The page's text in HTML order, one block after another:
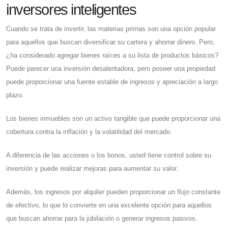
inversores inteligentes
Cuando se trata de invertir, las materias primas son una opción popular
para aquellos que buscan diversificar su cartera y ahorrar dinero. Pero,
¿ha considerado agregar bienes raíces a su lista de productos básicos?
Puede parecer una inversión desalentadora, pero poseer una propiedad
puede proporcionar una fuente estable de ingresos y apreciación a largo
plazo.
Los bienes inmuebles son un activo tangible que puede proporcionar una
cobertura contra la inflación y la volatilidad del mercado.
A diferencia de las acciones o los bonos, usted tiene control sobre su
inversión y puede realizar mejoras para aumentar su valor.
Además, los ingresos por alquiler pueden proporcionar un flujo constante
de efectivo, lo que lo convierte en una excelente opción para aquellos
que buscan ahorrar para la jubilación o generar ingresos pasivos.